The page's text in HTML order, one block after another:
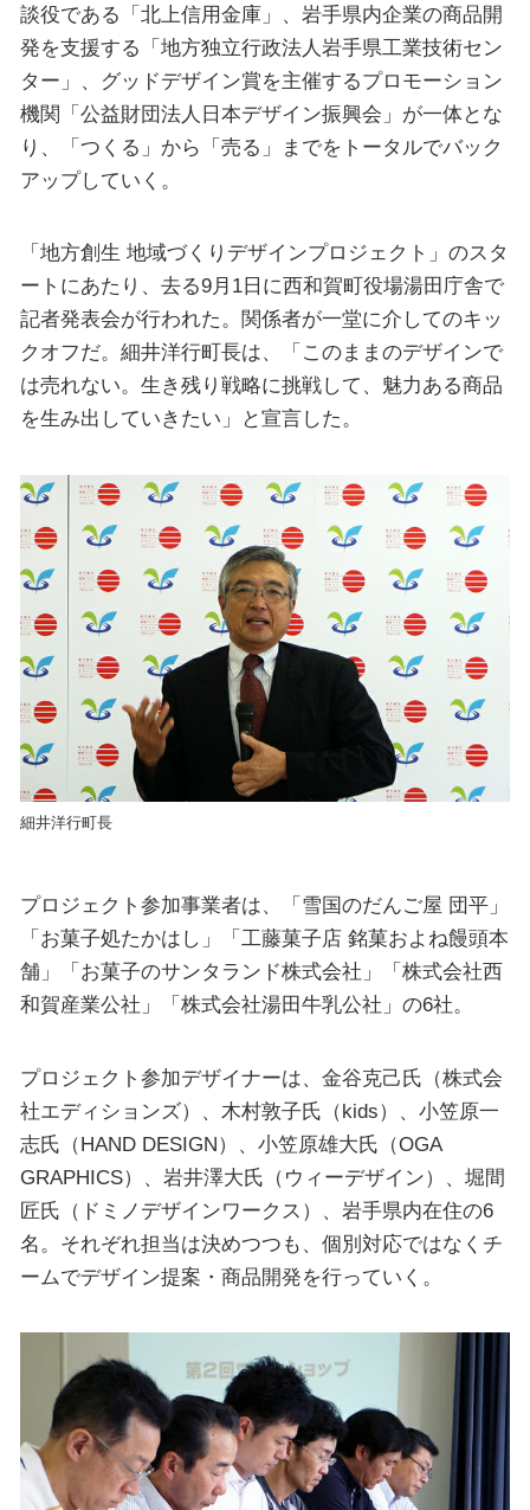
談役である「北上信用金庫」、岩手県内企業の商品開
発を支援する「地方独立行政法人岩手県工業技術セン
ター」、グッドデザイン賞を主催するプロモーション
機関「公益財団法人日本デザイン振興会」が一体とな
り、「つくる」から「売る」までをトータルでバック
アップしていく。
「地方創生 地域づくりデザインプロジェクト」のスタ
ートにあたり、去る9月1日に西和賀町役場湯田庁舎で
記者発表会が行われた。関係者が一堂に介してのキッ
クオフだ。細井洋行町長は、「このままのデザインで
は売れない。生き残り戦略に挑戦して、魅力ある商品
を生み出していきたい」と宣言した。
細井洋行町長
プロジェクト参加事業者は、「雪国のだんご屋 団平」
「お菓子処たかはし」「工藤菓子店 銘菓およね饅頭本
舗」「お菓子のサンタランド株式会社」「株式会社西
和賀産業公社」「株式会社湯田牛乳公社」の6社。
プロジェクト参加デザイナーは、金谷克己氏（株式会
社エディションズ）、木村敦子氏（kids）、小笠原一
志氏（HAND DESIGN）、小笠原雄大氏（OGA
GRAPHICS）、岩井澤大氏（ウィーデザイン）、堀間
匠氏（ドミノデザインワークス）、岩手県内在住の6
名。それぞれ担当は決めつつも、個別対応ではなくチ
ームでデザイン提案・商品開発を行っていく。